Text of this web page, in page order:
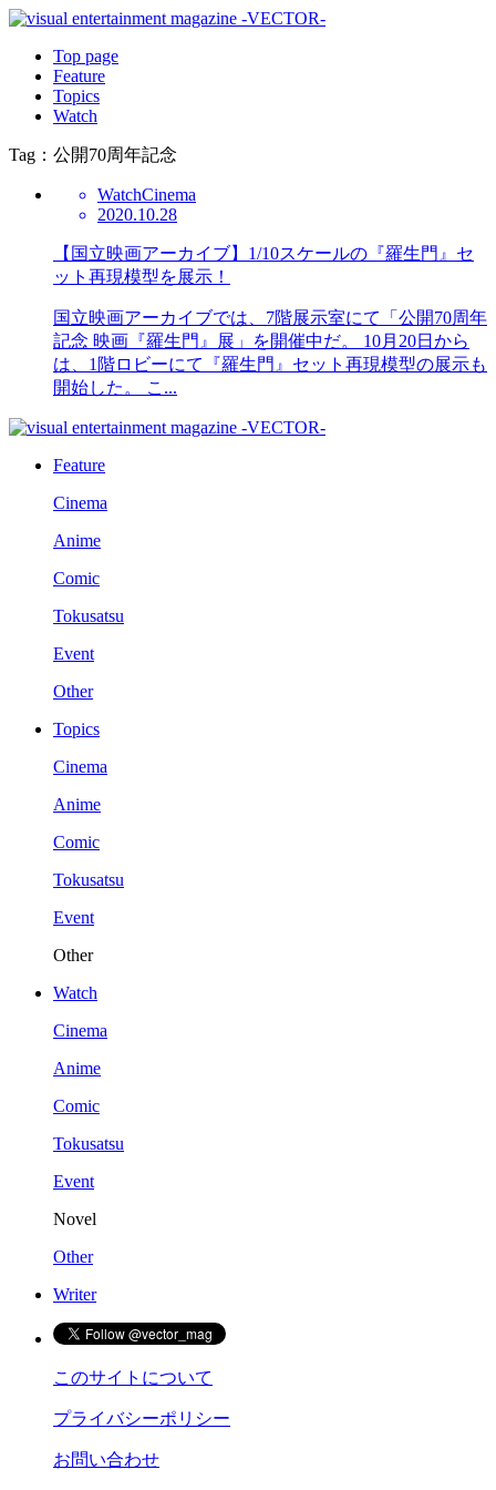
Top page
Feature
Topics
Watch
Tag：公開70周年記念
WatchCinema
2020.10.28
【国立映画アーカイブ】1/10スケールの『羅生門』セ
ット再現模型を展示！
国立映画アーカイブでは、7階展示室にて「公開70周年
記念 映画『羅生門』展」を開催中だ。 10月20日から
は、1階ロビーにて『羅生門』セット再現模型の展示も
開始した。 こ...
Feature
Cinema
Anime
Comic
Tokusatsu
Event
Other
Topics
Cinema
Anime
Comic
Tokusatsu
Event
Other
Watch
Cinema
Anime
Comic
Tokusatsu
Event
Novel
Other
Writer
このサイトについて
プライバシーポリシー
お問い合わせ